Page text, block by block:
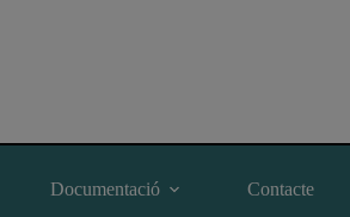
Documentació Contacte